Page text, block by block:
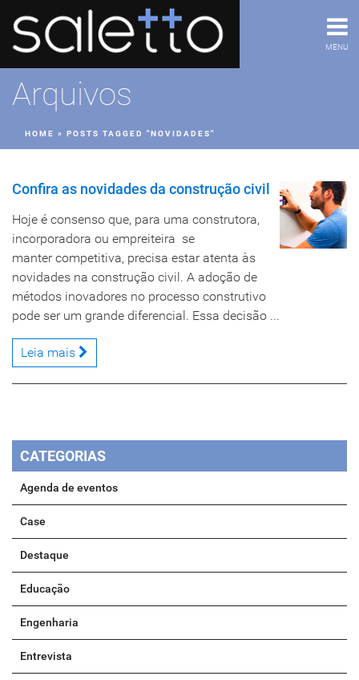
MENU
Arquivos
HOME » POSTS TAGGED "NOVIDADES"
Confira as novidades da construção civil
Hoje é consenso que, para uma construtora,
incorporadora ou empreiteira se
manter competitiva, precisa estar atenta às
novidades na construção civil. A adoção de
métodos inovadores no processo construtivo
pode ser um grande diferencial. Essa decisão ...
Leia mais
CATEGORIAS
Agenda de eventos
Case
Destaque
Educação
Engenharia
Entrevista